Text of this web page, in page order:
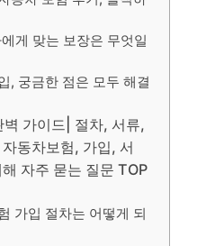
게 맞는 보장은 무엇일
, 궁금한 점은 모두 해결
가이드| 절차, 서류,
동차보험, 가입, 서
자주 묻는 질문 TOP
가입 절차는 어떻게 되